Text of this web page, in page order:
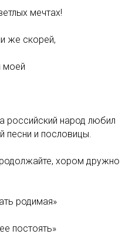
мечтах!
же скорей,
моей
российский народ любил
песни и пословицы.
хором дружно
родимая»
постоять»